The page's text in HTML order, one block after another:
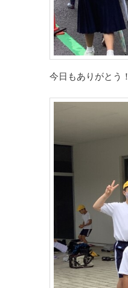
今日もありがとう！